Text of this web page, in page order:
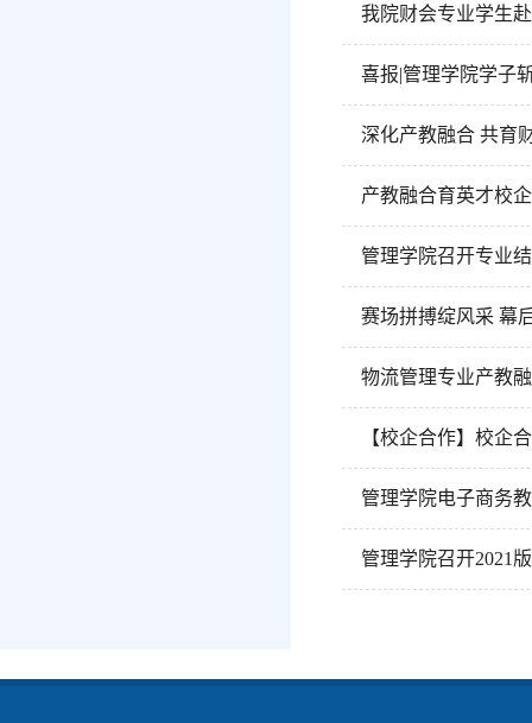
我院财会专业学生
喜报|管理学院学子
深化产教融合 共育
产教融合育英才校
管理学院召开专业
赛场拼搏绽风采 幕
物流管理专业产教
【校企合作】校企
管理学院电子商务
管理学院召开2021